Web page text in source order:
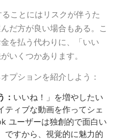
ことにはリスクが伴うた
だ方が良い場合もある。こ
を払う代わりに、「いい
いくつかあります。
プションを紹介しよう：
： いいね！」を増やしたい
ティブな動画を作ってシェ
ユーザーは独創的で面白い
ですから、視覚的に魅力的